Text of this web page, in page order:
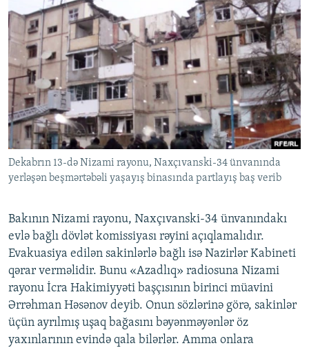
MULTIMEDIA
VIDEO
FOTOQALEREYA
İNFOQRAFIKA
KARIKATURA
RADIO ARXIV
OXU ZALI
AZƏRBAYCAN ƏDƏBIYYATI KITABXANASI
İSLAM VƏ DEMOKRATIYA
İZ - MƏDƏNIYYƏT PROQRAMI
HAQQIMIZDA
MISSIYAMIZ
PEŞƏ ETIKASI VƏ JURNALISTIKA STANDARTLARIMIZ
MATERIALLARIMIZDAN ISTIFADƏ
AZADLIQRADIOSU MOBIL TELEFONUNUZDA
XƏBƏR BÜLLETENLƏRIMIZ
BIZI IZLƏ
RFE/RL-in bütün saytları
Dekabrın 13-də Nizami rayonu, Naxçıvanski-34 ünvanında
yerləşən beşmərtəbəli yaşayış binasında partlayış baş verib
Bakının Nizami rayonu, Naxçıvanski-34 ünvanındakı
evlə bağlı dövlət komissiyası rəyini açıqlamalıdır.
Evakuasiya edilən sakinlərlə bağlı isə Nazirlər Kabineti
qərar verməlidir. Bunu «Azadlıq» radiosuna Nizami
rayonu İcra Hakimiyyəti başçısının birinci müavini
Ərrəhman Həsənov deyib. Onun sözlərinə görə, sakinlər
üçün ayrılmış uşaq bağasını bəyənməyənlər öz
yaxınlarının evində qala bilərlər. Amma onlara